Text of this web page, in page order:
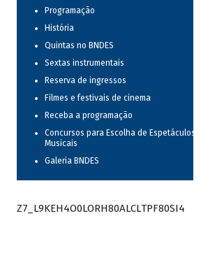
Programação
História
Quintas no BNDES
Sextas instrumentais
Reserva de ingressos
Filmes e festivais de cinema
Receba a programação
Concursos para Escolha de Espetáculos
Musicais
Galeria BNDES
Z7_L9KEH4O0LORH80ALCLTPF80SI4